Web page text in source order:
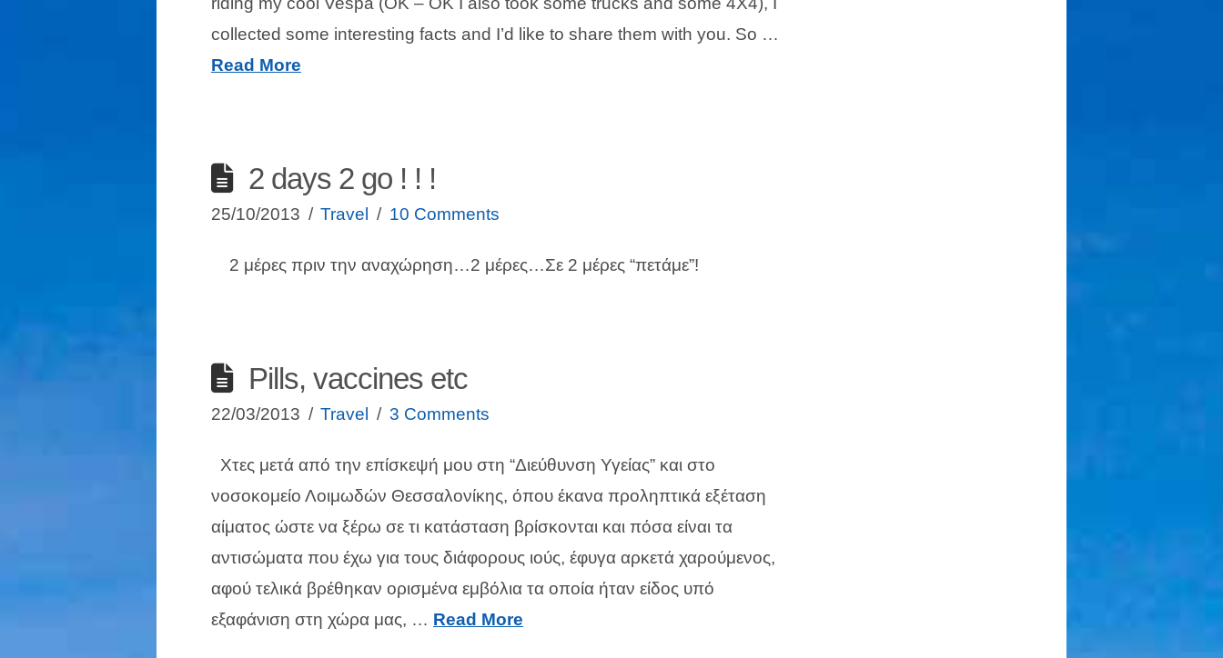
collected some interesting facts and I’d like to share them with you. So …
Read More
2 days 2 go ! ! !
25/10/2013 Travel 10 Comments
2 μέρες πριν την αναχώρηση…2 μέρες…Σε 2 μέρες “πετάμε”!
Pills, vaccines etc
22/03/2013 Travel 3 Comments
Χτες μετά από την επίσκεψή μου στη “Διεύθυνση Υγείας” και στο
νοσοκομείο Λοιμωδών Θεσσαλονίκης, όπου έκανα προληπτικά εξέταση
αίματος ώστε να ξέρω σε τι κατάσταση βρίσκονται και πόσα είναι τα
αντισώματα που έχω για τους διάφορους ιούς, έφυγα αρκετά χαρούμενος,
αφού τελικά βρέθηκαν ορισμένα εμβόλια τα οποία ήταν είδος υπό
εξαφάνιση στη χώρα μας, … Read More